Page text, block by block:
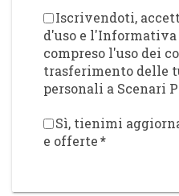
Iscrivendoti,
d'uso e
compreso l'uso dei
trasferimento delle
personali a Scenari
Sì, tienimi
e offerte*